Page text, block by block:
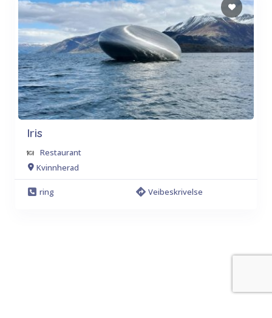
Iris
Restaurant
Kvinnherad
ring Veibeskrivelse